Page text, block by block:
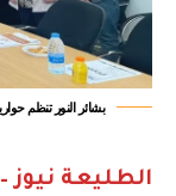
بشائر النور تنظم
الطليعة نيوز